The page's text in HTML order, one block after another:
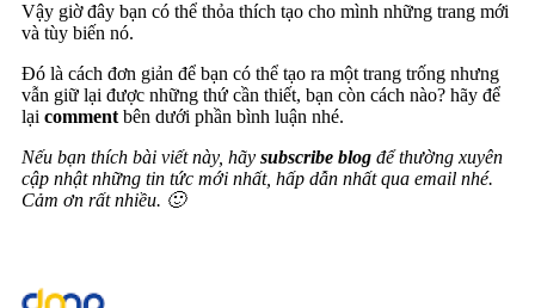
Vậy giờ đây bạn có thể thỏa thích tạo cho mình những trang mới
và tùy biến nó.
Đó là cách đơn giản để bạn có thể tạo ra một trang trống nhưng
vẫn giữ lại được những thứ cần thiết, bạn còn cách nào? hãy để
lại comment bên dưới phần bình luận nhé.
Nếu bạn thích bài viết này, hãy subscribe blog để thường xuyên
cập nhật những tin tức mới nhất, hấp dẫn nhất qua email nhé.
Cảm ơn rất nhiều. 🙂